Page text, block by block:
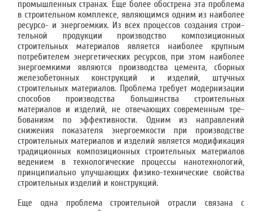
промышленных странах. Еще более обострена эта проблема
в строительном комплексе, яв­ляющимся одним из наиболее
ресурсо- и энергоемких. Из всех процессов создания строи­
тельной продукции производство композиционных
строительных материалов является наиболее крупным
потребителем энергетических ресурсов, при этом наиболее
энергоемки­ми являются производства цемента, сборных
железобетонных конструкций и изделий, штучных
строительных материалов. Проблема требует модернизации
способов производ­ства большинства строительных
материалов и изделий, не отвечающих современным тре­
бованиям по эффективности. Одним из направлений
снижения показателя энергоемкости при производстве
строительных материалов и изделий является модификация
традицион­ных композиционных строительных материалов
ведением в технологические процессы на­нотехнологий,
принципиально улучшающих физико-технические свойства
строительных изделий и конструкций.
Еще одна проблема строительной отрасли связана с